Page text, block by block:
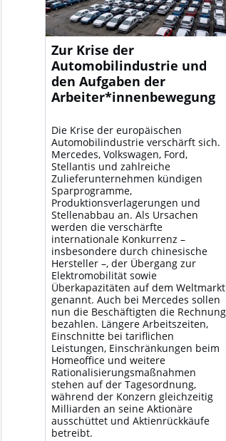
Zur Krise der
Automobilindustrie und
den Aufgaben der
Arbeiter*innenbewegung
Die Krise der europäischen
Automobilindustrie verschärft sich.
Mercedes, Volkswagen, Ford,
Stellantis und zahlreiche
Zulieferunternehmen kündigen
Sparprogramme,
Produktionsverlagerungen und
Stellenabbau an. Als Ursachen
werden die verschärfte
internationale Konkurrenz –
insbesondere durch chinesische
Hersteller –, der Übergang zur
Elektromobilität sowie
Überkapazitäten auf dem Weltmarkt
genannt. Auch bei Mercedes sollen
nun die Beschäftigten die Rechnung
bezahlen. Längere Arbeitszeiten,
Einschnitte bei tariflichen
Leistungen, Einschränkungen beim
Homeoffice und weitere
Rationalisierungsmaßnahmen
stehen auf der Tagesordnung,
während der Konzern gleichzeitig
Milliarden an seine Aktionäre
ausschüttet und Aktienrückkäufe
betreibt.